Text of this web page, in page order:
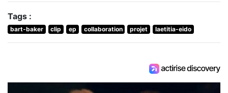
Tags :
bart-baker clip ep collaboration projet laetitia-eido